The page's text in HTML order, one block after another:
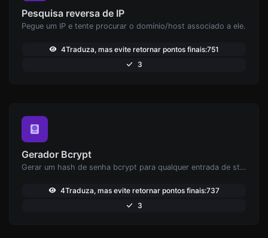
Pesquisa reversa de IP
Pegue um IP e tente procurar o domínio/host associado a ele.
4Traduza, mas evite retornar pontos finais:751
3
Gerador Bcrypt
Gerar um hash de senha bcrypt para qualquer entrada de string.
4Traduza, mas evite retornar pontos finais:737
3